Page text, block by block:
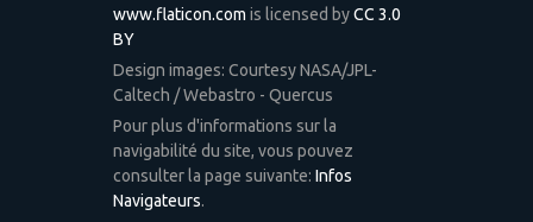
www.flaticon.com is licensed byCC 3.0
BY
Design images: Courtesy NASA/JPL-
Caltech / Webastro - Quercus
Pour plus d'informations sur la
navigabilité du site, vous pouvez
consulter la page suivante: Infos
Navigateurs.